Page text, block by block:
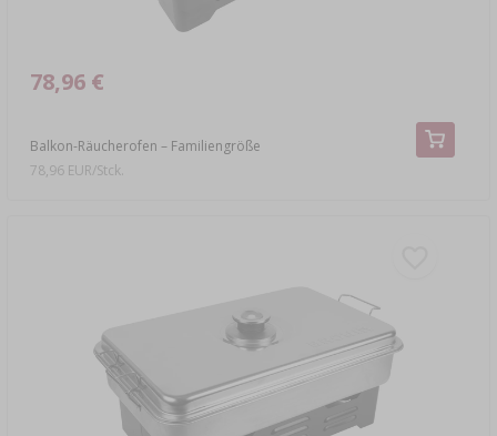
Balkon-Räucherofen – Familiengröße
78,96 €
78,96 EUR/Stck.